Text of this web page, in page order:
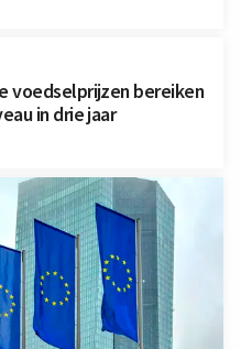
voedselprijzen bereiken
in drie jaar